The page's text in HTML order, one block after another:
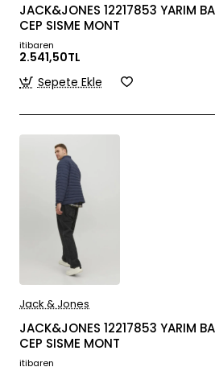
JACK&JONES 12217853 YARIM
CEP SISME MONT
itibaren
2.541,50TL
Sepete Ekle
Jack & Jones
JACK&JONES 12217853 YARIM
CEP SISME MONT
itibaren